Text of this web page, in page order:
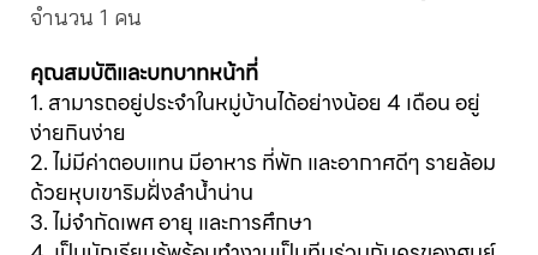
จำนวน 1 คน
คุณสมบัติและบทบาทหน้าที่
1. สามารถอยู่ประจำในหมู่บ้านได้อย่างน้อย 4 เดือน อยู่
ง่ายกินง่าย
2. ไม่มีค่าตอบแทน มีอาหาร ที่พัก และอากาศดีๆ รายล้อม
ด้วยหุบเขาริมฝั่งลำน้ำน่าน
3. ไม่จำกัดเพศ อายุ และการศึกษา